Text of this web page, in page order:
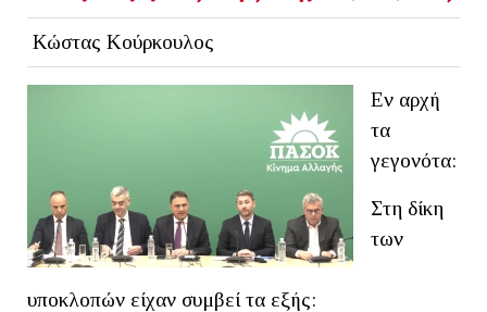
Κώστας Κούρκουλος
Εν αρχή
τα
γεγονότα:
Στη δίκη
των
υποκλοπών είχαν συμβεί τα εξής: